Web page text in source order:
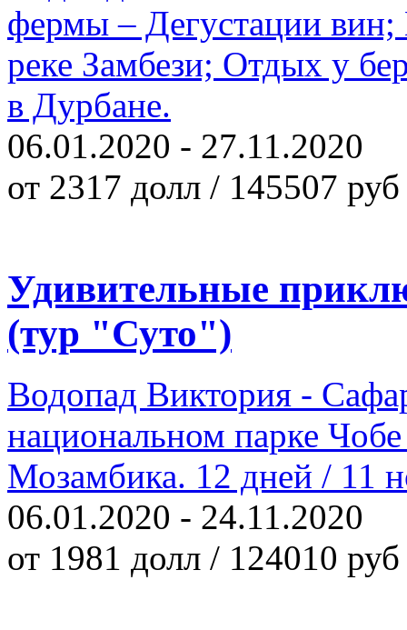
фермы – Дегустации
реке Замбези; Отдых у
в Дурбане.
06.01.2020 - 27.11.2020
от 2317 долл / 145507 руб
Удивительные
(тур "Суто")
Водопад Виктория -
национальном парке
Мозамбика. 12 дней / 11
06.01.2020 - 24.11.2020
от 1981 долл / 124010 руб